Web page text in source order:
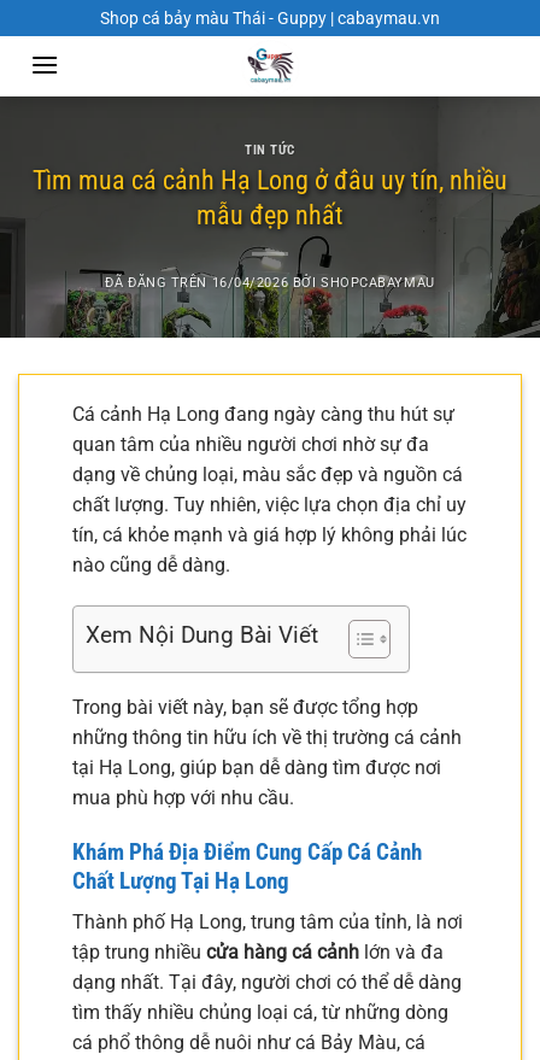
đến
dung
Shop cá bảy màu Thái - Guppy | cabaymau.vn
TIN TỨC
Tìm mua cá cảnh Hạ Long ở đâu uy tín, nhiều
mẫu đẹp nhất
ĐÃ ĐĂNG TRÊN 16/04/2026 BỞI SHOPCABAYMAU
Cá cảnh Hạ Long đang ngày càng thu hút sự
quan tâm của nhiều người chơi nhờ sự đa
dạng về chủng loại, màu sắc đẹp và nguồn cá
chất lượng. Tuy nhiên, việc lựa chọn địa chỉ uy
tín, cá khỏe mạnh và giá hợp lý không phải lúc
nào cũng dễ dàng.
Xem Nội Dung Bài Viết
Trong bài viết này, bạn sẽ được tổng hợp
những thông tin hữu ích về thị trường cá cảnh
tại Hạ Long, giúp bạn dễ dàng tìm được nơi
mua phù hợp với nhu cầu.
Khám Phá Địa Điểm Cung Cấp Cá Cảnh
Chất Lượng Tại Hạ Long
Thành phố Hạ Long, trung tâm của tỉnh, là nơi
tập trung nhiều cửa hàng cá cảnh lớn và đa
dạng nhất. Tại đây, người chơi có thể dễ dàng
tìm thấy nhiều chủng loại cá, từ những dòng
cá phổ thông dễ nuôi như cá Bảy Màu, cá